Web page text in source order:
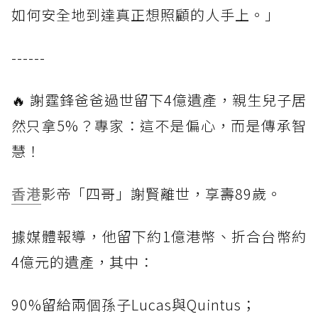
如何安全地到達真正想照顧的人手上。」
------
🔥 謝霆鋒爸爸過世留下4億遺產，親生兒子居
然只拿5%？專家：這不是偏心，而是傳承智
慧！
香港影帝「四哥」謝賢離世，享壽89歲。
據媒體報導，他留下約1億港幣、折合台幣約
4億元的遺產，其中：
90%留給兩個孫子Lucas與Quintus；